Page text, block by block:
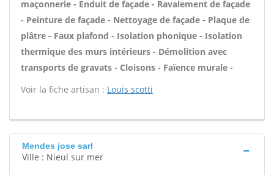
maçonnerie - Enduit de façade - Ravalement de façade
- Peinture de façade - Nettoyage de façade - Plaque de
plâtre - Faux plafond - Isolation phonique - Isolation
thermique des murs intérieurs - Démolition avec
transports de gravats - Cloisons - Faïence murale -
Voir la fiche artisan : Louis scotti
Mendes jose sarl
Ville : Nieul sur mer